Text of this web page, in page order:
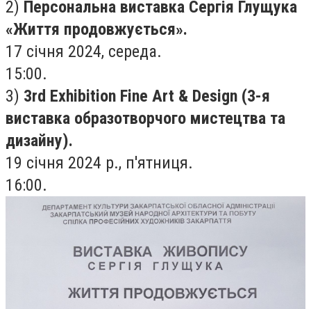
2) Персональна виставка Сергія Глущука
«Життя продовжується».
17 січня 2024, середа.
15:00.
3) 3rd Exhibition Fine Art & Design (3-я
виставка образотворчого мистецтва та
дизайну).
19 січня 2024 р., п'ятниця.
16:00.